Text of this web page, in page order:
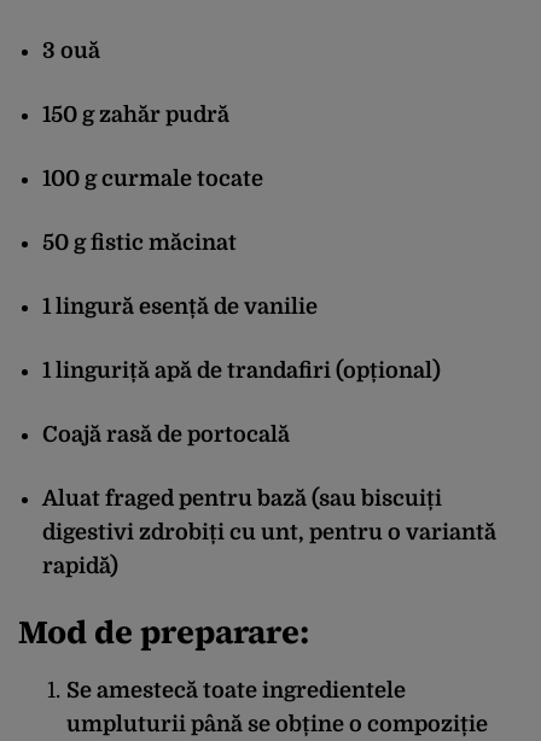
3 ouă
150 g zahăr pudră
100 g curmale tocate
50 g fistic măcinat
1 lingură esență de vanilie
1 linguriță apă de trandafiri (opțional)
Coajă rasă de portocală
Aluat fraged pentru bază (sau biscuiți
digestivi zdrobiți cu unt, pentru o variantă
rapidă)
Mod de preparare:
Se amestecă toate ingredientele
umpluturii până se obține o compoziție